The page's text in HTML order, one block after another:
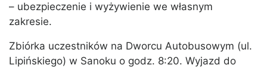
– ubezpieczenie i wyżywienie we własnym
zakresie.
Zbiórka uczestników na Dworcu Autobusowym (ul.
Lipińskiego) w Sanoku o godz. 8:20. Wyjazd do